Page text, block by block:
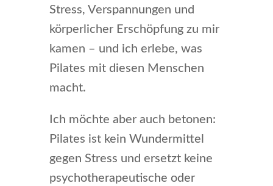
Stress, Verspannungen und
körperlicher Erschöpfung zu mir
kamen – und ich erlebe, was
Pilates mit diesen Menschen
macht.
Ich möchte aber auch betonen:
Pilates ist kein Wundermittel
gegen Stress und ersetzt keine
psychotherapeutische oder